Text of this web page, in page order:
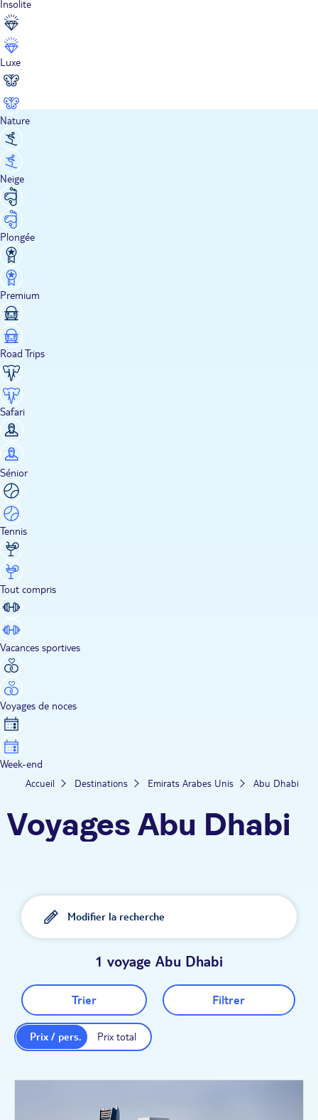
Insolite
Luxe
Nature
Neige
Plongée
Premium
Road Trips
Safari
Sénior
Tennis
Tout compris
Vacances sportives
Voyages de noces
Week-end
Accueil Destinations Emirats Arabes Unis Abu Dhabi
Voyages Abu Dhabi
Modifier la recherche
1 voyage Abu Dhabi
Trier Filtrer
Prix total
Prix / pers.